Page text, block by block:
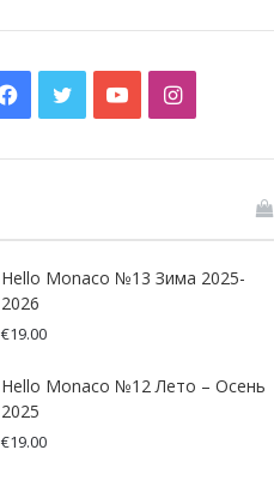
Facebook
TwitterYouTubeInstagram
Hello Monaco №13 Зима 2025-
2026
€19.00
Hello Monaco №12 Лето – Осень
2025
€19.00